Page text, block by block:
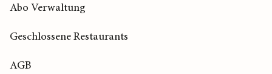
Abo Verwaltung
Geschlossene Restaurants
AGB